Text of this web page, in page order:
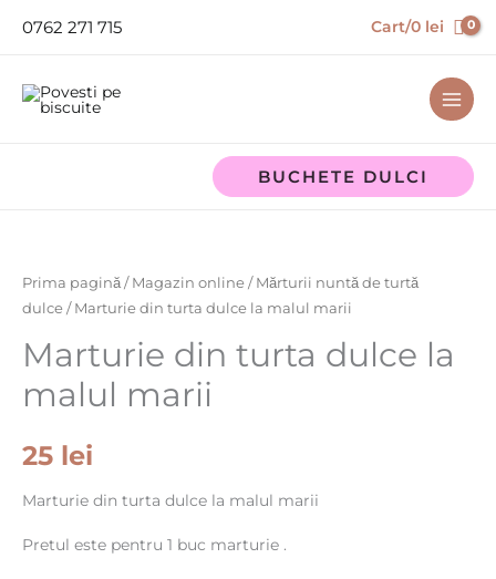
0762 271 715 Cart/0 lei
BUCHETE DULCI
Prima pagină / Magazin online / Mărturii nuntă de turtă
dulce / Marturie din turta dulce la malul marii
Marturie din turta dulce la
malul marii
25 lei
Marturie din turta dulce la malul marii
Pretul este pentru 1 buc marturie .
din
turta
dulce
la
malul